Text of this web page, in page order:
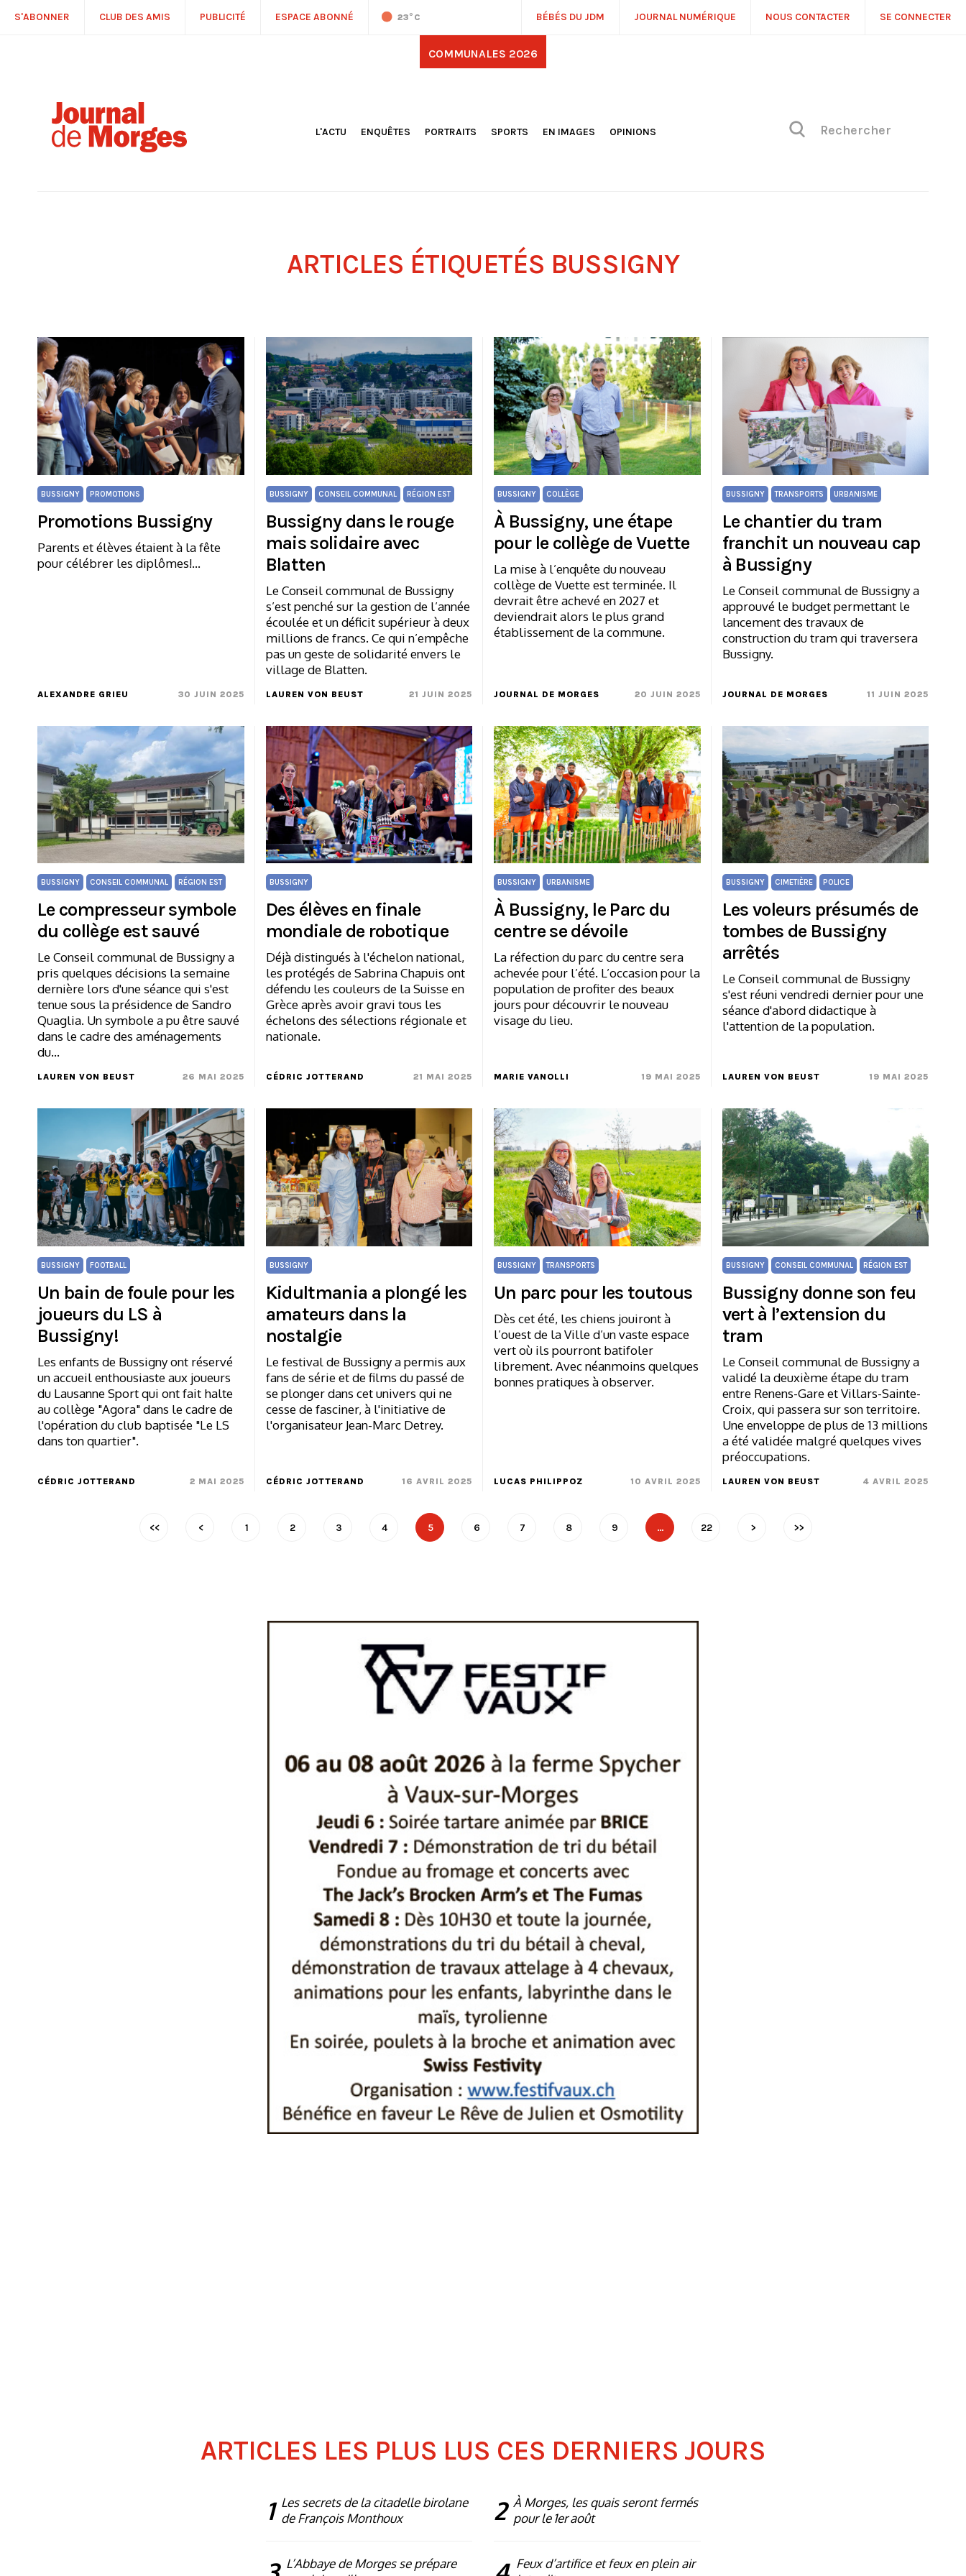
S'ABONNER CLUB DES AMIS PUBLICITÉ ESPACE ABONNÉ 23°C BÉBÉS DU JDM JOURNAL NUMÉRIQUE NOUS CONTACTER SE CONNECTER
COMMUNALES 2026
L'ACTU
ENQUÊTES PORTRAITS
SPORTS
EN IMAGES
OPINIONS
ARTICLES ÉTIQUETÉS BUSSIGNY
BUSSIGNY PROMOTIONS
Promotions Bussigny
Parents et élèves étaient à la fête
pour célébrer les diplômes!…
ALEXANDRE GRIEU 30 JUIN 2025
BUSSIGNY CONSEIL COMMUNAL RÉGION EST
Bussigny dans le rouge
mais solidaire avec
Blatten
Le Conseil communal de Bussigny
s’est penché sur la gestion de l’année
écoulée et un déficit supérieur à deux
millions de francs. Ce qui n’empêche
pas un geste de solidarité envers le
village de Blatten.
LAUREN VON BEUST 21 JUIN 2025
BUSSIGNY COLLÈGE
À Bussigny, une étape
pour le collège de Vuette
La mise à l’enquête du nouveau
collège de Vuette est terminée. Il
devrait être achevé en 2027 et
deviendrait alors le plus grand
établissement de la commune.
JOURNAL DE MORGES 20 JUIN 2025
BUSSIGNY TRANSPORTS URBANISME
Le chantier du tram
franchit un nouveau cap
à Bussigny
Le Conseil communal de Bussigny a
approuvé le budget permettant le
lancement des travaux de
construction du tram qui traversera
Bussigny.
JOURNAL DE MORGES 11 JUIN 2025
BUSSIGNY CONSEIL COMMUNAL RÉGION EST
Le compresseur symbole
du collège est sauvé
Le Conseil communal de Bussigny a
pris quelques décisions la semaine
dernière lors d'une séance qui s'est
tenue sous la présidence de Sandro
Quaglia. Un symbole a pu être sauvé
dans le cadre des aménagements
du…
LAUREN VON BEUST 26 MAI 2025
BUSSIGNY
Des élèves en finale
mondiale de robotique
Déjà distingués à l'échelon national,
les protégés de Sabrina Chapuis ont
défendu les couleurs de la Suisse en
Grèce après avoir gravi tous les
échelons des sélections régionale et
nationale.
CÉDRIC JOTTERAND 21 MAI 2025
BUSSIGNY URBANISME
À Bussigny, le Parc du
centre se dévoile
La réfection du parc du centre sera
achevée pour l’été. L’occasion pour la
population de profiter des beaux
jours pour découvrir le nouveau
visage du lieu.
MARIE VANOLLI 19 MAI 2025
BUSSIGNY CIMETIÈRE POLICE
Les voleurs présumés de
tombes de Bussigny
arrêtés
Le Conseil communal de Bussigny
s'est réuni vendredi dernier pour une
séance d'abord didactique à
l'attention de la population.
LAUREN VON BEUST 19 MAI 2025
BUSSIGNY FOOTBALL
Un bain de foule pour les
joueurs du LS à
Bussigny!
Les enfants de Bussigny ont réservé
un accueil enthousiaste aux joueurs
du Lausanne Sport qui ont fait halte
au collège "Agora" dans le cadre de
l'opération du club baptisée "Le LS
dans ton quartier".
CÉDRIC JOTTERAND 2 MAI 2025
BUSSIGNY
Kidultmania a plongé les
amateurs dans la
nostalgie
Le festival de Bussigny a permis aux
fans de série et de films du passé de
se plonger dans cet univers qui ne
cesse de fasciner, à l'initiative de
l'organisateur Jean-Marc Detrey.
CÉDRIC JOTTERAND 16 AVRIL 2025
BUSSIGNY TRANSPORTS
Un parc pour les toutous
Dès cet été, les chiens jouiront à
l’ouest de la Ville d’un vaste espace
vert où ils pourront batifoler
librement. Avec néanmoins quelques
bonnes pratiques à observer.
LUCAS PHILIPPOZ 10 AVRIL 2025
BUSSIGNY CONSEIL COMMUNAL RÉGION EST
Bussigny donne son feu
vert à l’extension du
tram
Le Conseil communal de Bussigny a
validé la deuxième étape du tram
entre Renens-Gare et Villars-Sainte-
Croix, qui passera sur son territoire.
Une enveloppe de plus de 13 millions
a été validée malgré quelques vives
préoccupations.
LAUREN VON BEUST 4 AVRIL 2025
<< < 1 2 3 4 5 6 7 8 9 … 22 > >>
ARTICLES LES PLUS LUS CES DERNIERS JOURS
1 Les secrets de la citadelle birolane
de François Monthoux
2 À Morges, les quais seront fermés
pour le 1er août
L’Abbaye de Morges se prépare
Feux d’artifice et feux en plein air